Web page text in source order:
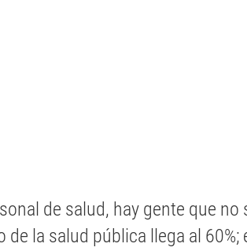
de salud, hay gente que no
de la salud pública llega al 60%;